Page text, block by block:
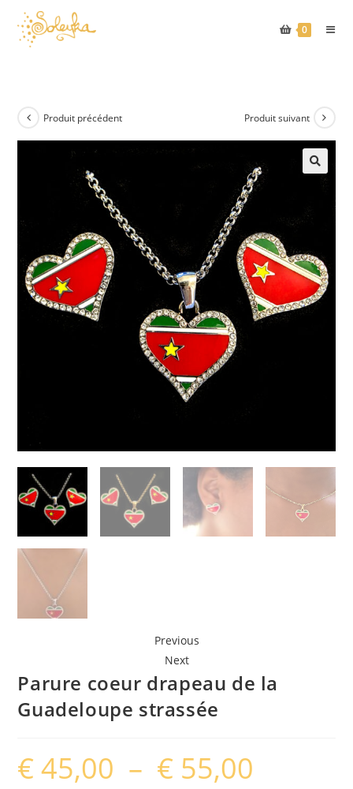
content
0
Produit précédent Produit suivant
Previous
Next
Parure coeur drapeau de la
Guadeloupe strassée
€ 45,00 – € 55,00